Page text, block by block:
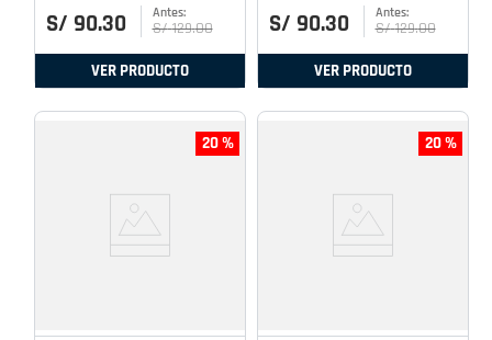
S/ 90.30 S/ 129.00
VER PRODUCTO
S/ 90.30 S/ 129.00
VER PRODUCTO
20 % 20 %